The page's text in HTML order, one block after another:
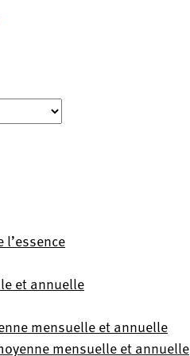
et annuelle
mensuelle et annuelle
mensuelle et annuelle